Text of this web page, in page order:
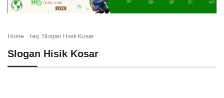
Home Tag: Slogan Hisik Kosar
Slogan Hisik Kosar